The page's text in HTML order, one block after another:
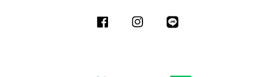
Facebook Instagram